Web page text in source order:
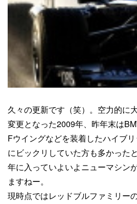
久々の更新です（笑）。空力的に
変更となった2009年、昨年末は
Fウイングなどを装着したハイブ
にビックリしていた方も多かった
年に入っていよいよニューマシン
ますねー。
現時点ではレッドブルファミリー